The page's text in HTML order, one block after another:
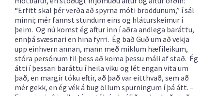
“Erfitt skal þér verða að spyrna móti broddunum,” í sál
minni; mér fannst stundum eins og hláturskeimur í
þeim. Og nú komst ég aftur inn í aðra andlega baráttu,
ennþá svæsnari en hina fyrri. Ég bað Guð um að vekja
upp einhvern annan, mann með miklum hæfileikum,
stóra persónum til þess að koma þessu máli af stað. Ég
átti í þessari baráttu í heila viku og lét engan vita um
það, en margir tóku eftir, að það var eitthvað, sem að
mér gekk, en ég vék á bug öllum spurningum í þá átt. –